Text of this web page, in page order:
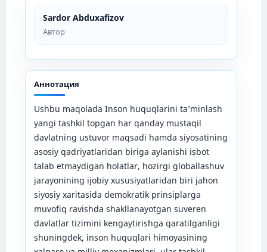
Sardor Abduxafizov
Автор
Аннотация
Ushbu maqolada Inson huquqlarini ta’minlash
yangi tashkil topgan har qanday mustaqil
davlatning ustuvor maqsadi hamda siyosatining
asosiy qadriyatlaridan biriga aylanishi isbot
talab etmaydigan holatlar, hozirgi globallashuv
jarayonining ijobiy xususiyatlaridan biri jahon
siyosiy xaritasida demokratik prinsiplarga
muvofiq ravishda shakllanayotgan suveren
davlatlar tizimini kengaytirishga qaratilganligi
shuningdek, inson huquqlari himoyasining